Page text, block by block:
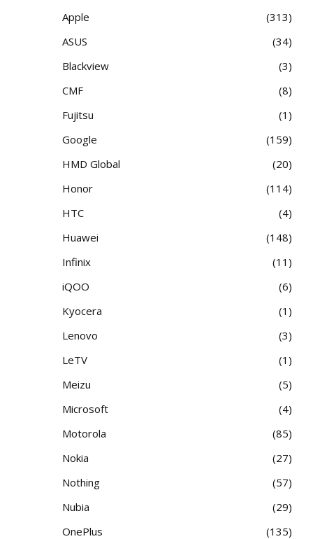
Apple
313
ASUS
34
Blackview
3
CMF
8
Fujitsu
1
Google
159
HMD Global
20
Honor
114
HTC
4
Huawei
148
Infinix
11
iQOO
6
Kyocera
1
Lenovo
3
LeTV
1
Meizu
5
Microsoft
4
Motorola
85
Nokia
27
Nothing
57
Nubia
29
OnePlus
135